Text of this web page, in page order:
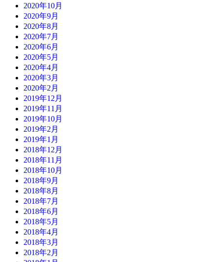
2020年10月
2020年9月
2020年8月
2020年7月
2020年6月
2020年5月
2020年4月
2020年3月
2020年2月
2019年12月
2019年11月
2019年10月
2019年2月
2019年1月
2018年12月
2018年11月
2018年10月
2018年9月
2018年8月
2018年7月
2018年6月
2018年5月
2018年4月
2018年3月
2018年2月